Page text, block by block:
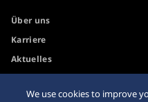
Über uns
Karriere
Aktuelles
Zugänglichkeit
We use cookies to improve